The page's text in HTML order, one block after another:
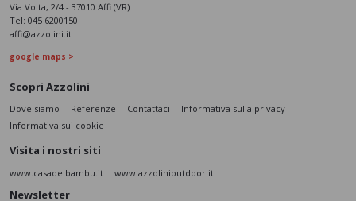
Via Volta, 2/4 - 37010 Affi (VR)
Tel: 045 6200150
affi@azzolini.it
google maps >
Scopri Azzolini
Dove siamo Referenze Contattaci
Informativa sulla privacy
Informativa sui cookie
Visita i nostri siti
www.casadelbambu.it www.azzolinioutdoor.it
Newsletter